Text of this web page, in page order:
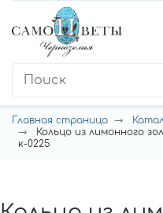
Главная страница
Кольцо из лимонного
к-0225